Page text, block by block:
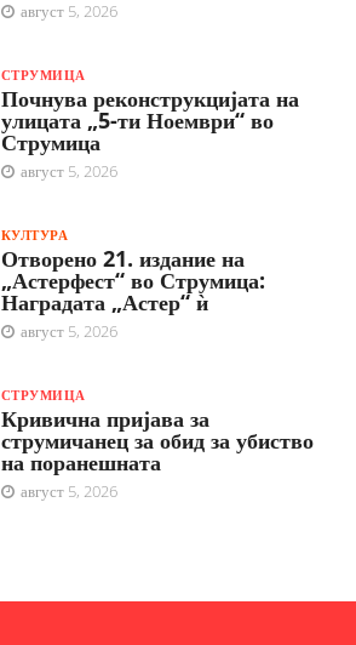
август 5, 2026
СТРУМИЦА
Почнува реконструкцијата на
улицата „5-ти Ноември“ во
Струмица
август 5, 2026
КУЛТУРА
Отворено 21. издание на
„Астерфест“ во Струмица:
Наградата „Астер“ ѝ
август 5, 2026
СТРУМИЦА
Кривична пријава за
струмичанец за обид за убиство
на поранешната
август 5, 2026